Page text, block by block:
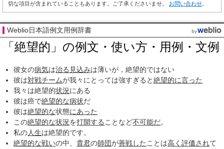
切な項目が含まれていることもあります。ご了承くださいませ。 お問い合わせ
Weblio日本語例文用例辞書
「絶望的」の例文・使い方・用例・文例
彼女の病気は治る 見込みは薄いが，絶望的ではない
彼は対戦チームが我々にとっては強すぎると絶望的に言った
我々は絶望的状況にある
彼は癌で絶望的な病状だ
彼は絶望的な状態にあった
この絶望的な状況を打開する ことなど不可能だ。
私の人生は絶望的です。
絶望的な戦いの中、貴君の師団が善戦した ことは高く評価されて